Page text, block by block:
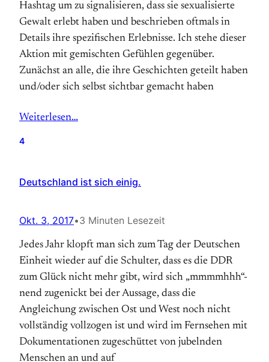
Hashtag um zu signalisieren, dass sie sexualisierte
Gewalt erlebt haben und beschrieben oftmals in
Details ihre spezifischen Erlebnisse. Ich stehe dieser
Aktion mit gemischten Gefühlen gegenüber.
Zunächst an alle, die ihre Geschichten geteilt haben
und/oder sich selbst sichtbar gemacht haben
Weiterlesen…
4
Deutschland ist sich einig.
Okt. 3, 2017•3 Minuten Lesezeit
Jedes Jahr klopft man sich zum Tag der Deutschen
Einheit wieder auf die Schulter, dass es die DDR
zum Glück nicht mehr gibt, wird sich „mmmmhhh“-
nend zugenickt bei der Aussage, dass die
Angleichung zwischen Ost und West noch nicht
vollständig vollzogen ist und wird im Fernsehen mit
Dokumentationen zugeschüttet von jubelnden
Menschen an und auf